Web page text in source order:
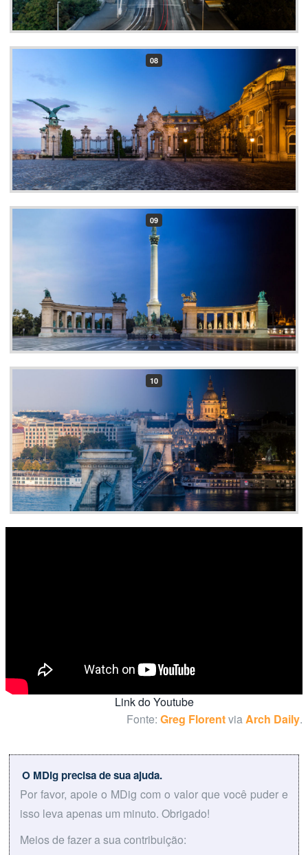
08
09
10
Link do Youtube
Fonte: Greg FlorentviaArch Daily.
O MDig precisa de sua ajuda.
Por favor, apoie o MDig com o valor que você puder e
isso leva apenas um minuto. Obrigado!
Meios de fazer a sua contribuição: